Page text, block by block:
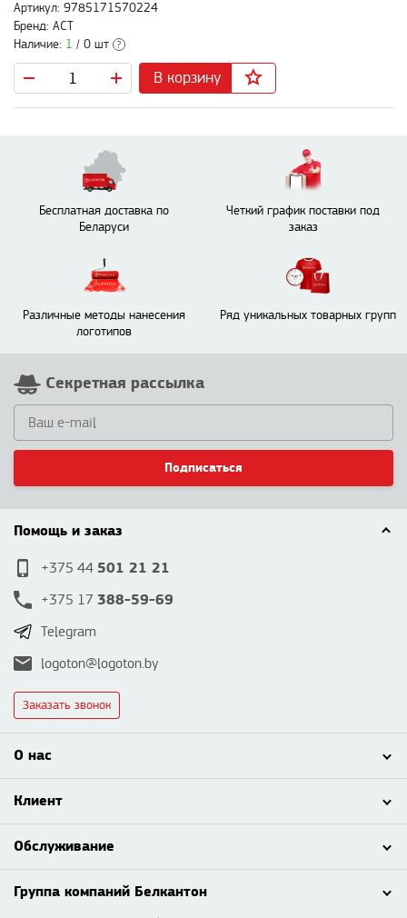
Артикул: 9785171570224
Бренд: АСТ
Наличие: 1 / 0 шт ?
В корзину
Бесплатная доставка по
Беларуси
Четкий график поставки под
заказ
Различные методы нанесения
логотипов
Ряд уникальных товарных групп
Секретная рассылка
Подписаться
Помощь и заказ
+375 44 501 21 21
+375 17 388-59-69
Telegram
logoton@logoton.by
Заказать звонок
О нас
Клиент
Обслуживание
Группа компаний Белкантон